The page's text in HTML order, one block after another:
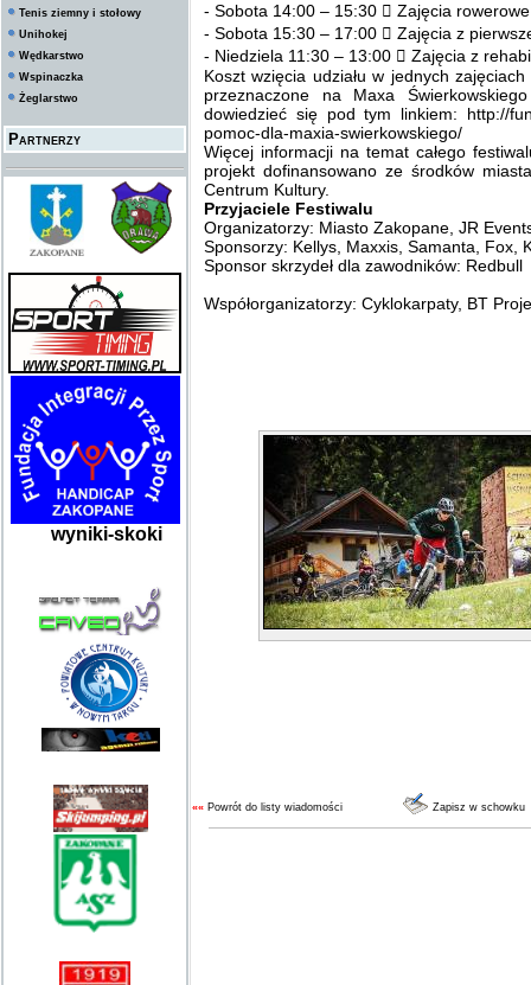
Tenis ziemny i stołowy
Unihokej
Wędkarstwo
Wspinaczka
Żeglarstwo
Partnerzy
wyniki-skoki
- Sobota 14:00 – 15:30  Zajęcia
- Sobota 15:30 – 17:00  Zajęcia z
- Niedziela 11:30 – 13:00  Zajęcia z
Koszt wzięcia udziału w jednych
przeznaczone na Maxa
dowiedzieć się pod tym linkiem: http://
pomoc-dla-maxia-swierkowskiego/
Więcej informacji na temat całego
projekt dofinansowano ze środków
Centrum Kultury.
Przyjaciele Festiwalu
Organizatorzy: Miasto Zakopane, JR
Sponsorzy: Kellys, Maxxis, Samanta, Fox,
Sponsor skrzydeł dla zawodników: Redbull
Współorganizatorzy: Cyklokarpaty, BT
«« Powrót do listy wiadomości Zapisz w schowku